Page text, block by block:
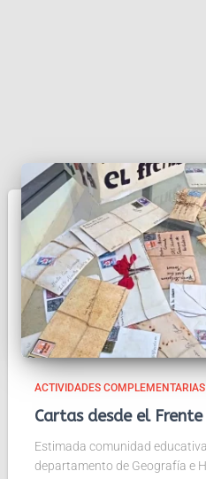
ACTIVIDADES COMPLEMENTARIAS
Cartas desde el Frente
Estimada comunidad
departamento de Geografía e